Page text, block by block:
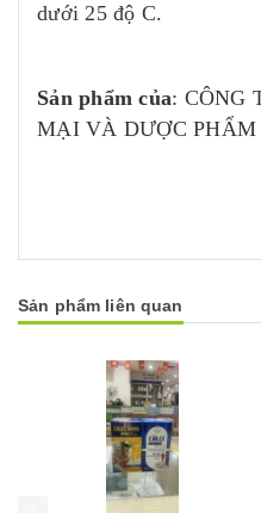
dưới 25 độ C.
Sản phẩm của: CÔNG
MẠI VÀ DƯỢC
Sản phẩm liên quan